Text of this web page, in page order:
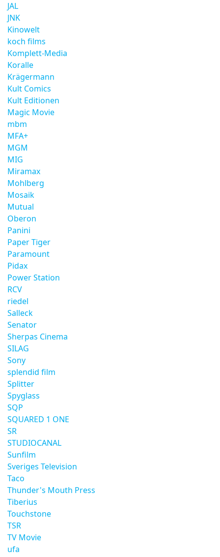
JAL
JNK
Kinowelt
koch films
Komplett-Media
Koralle
Krägermann
Kult Comics
Kult Editionen
Magic Movie
mbm
MFA+
MGM
MIG
Miramax
Mohlberg
Mosaik
Mutual
Oberon
Panini
Paper Tiger
Paramount
Pidax
Power Station
RCV
riedel
Salleck
Senator
Sherpas Cinema
SILAG
Sony
splendid film
Splitter
Spyglass
SQP
SQUARED 1 ONE
SR
STUDIOCANAL
Sunfilm
Sveriges Television
Taco
Thunder's Mouth Press
Tiberius
Touchstone
TSR
TV Movie
ufa